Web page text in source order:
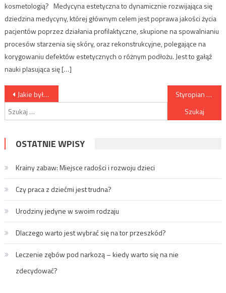
kosmetologią? Medycyna estetyczna to dynamicznie rozwijająca się
dziedzina medycyny, której głównym celem jest poprawa jakości życia
pacjentów poprzez działania profilaktyczne, skupione na spowalnianiu
procesów starzenia się skóry, oraz rekonstrukcyjne, polegające na
korygowaniu defektów estetycznych o różnym podłożu. Jest to gałąź
nauki plasująca się […]
Nawigacja wpisu
Jakie były największe trendy modowe tego roku? Styropian budowlany – Klucz do ciepłego i energooszczędnego domu
Szukaj:
OSTATNIE WPISY
Krainy zabaw: Miejsce radości i rozwoju dzieci
Czy praca z dziećmi jest trudna?
Urodziny jedyne w swoim rodzaju
Dlaczego warto jest wybrać się na tor przeszkód?
Leczenie zębów pod narkozą – kiedy warto się na nie
zdecydować?